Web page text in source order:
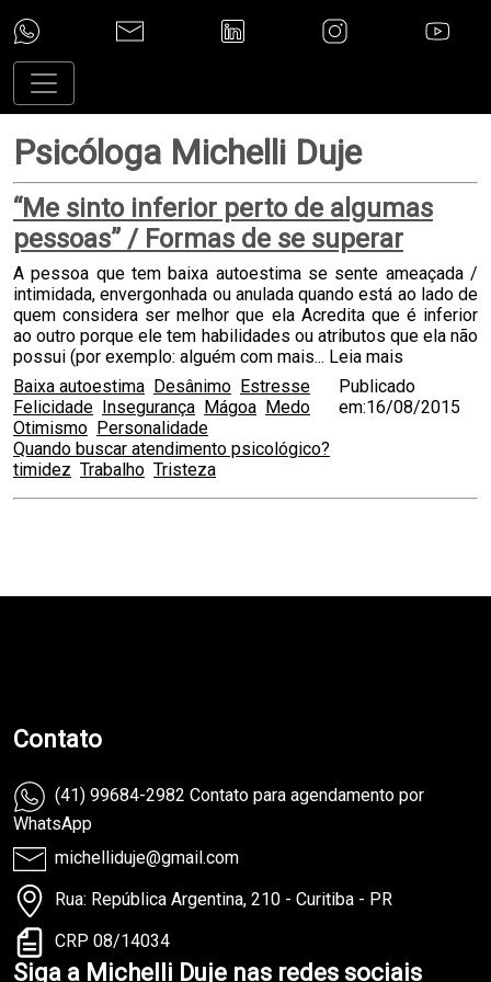
Psicóloga Michelli Duje
“Me sinto inferior perto de algumas
pessoas” / Formas de se superar
A pessoa que tem baixa autoestima se sente ameaçada /
intimidada, envergonhada ou anulada quando está ao lado de
quem considera ser melhor que ela Acredita que é inferior
ao outro porque ele tem habilidades ou atributos que ela não
possui (por exemplo: alguém com mais... Leia mais
Baixa autoestima Desânimo Estresse
Felicidade Insegurança Mágoa Medo
Otimismo Personalidade
Quando buscar atendimento psicológico?
timidez Trabalho Tristeza
Publicado
em:16/08/2015
Contato
(41) 99684-2982 Contato para agendamento por
WhatsApp
michelliduje@gmail.com
Rua: República Argentina, 210 - Curitiba - PR
CRP 08/14034
Siga a Michelli Duje nas redes sociais